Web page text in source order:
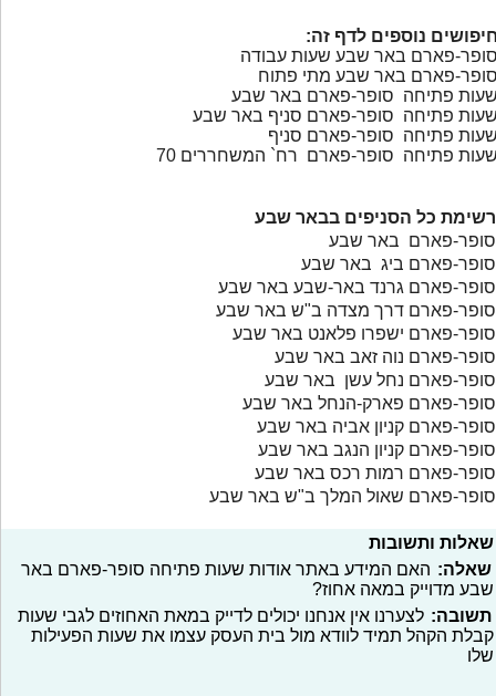
נוספים לדף זה:
פארם באר שבע שעות עבודה
פארם באר שבע מתי פתוח
פתיחה סופר-פארם באר שבע
פתיחה סופר-פארם סניף באר שבע
פתיחה סופר-פארם סניף
פתיחה סופר-פארם רח` המשחררים 70
רשימת כל הסניפים בבאר שבע
סופר-פארם באר שבע
סופר-פארם ביג באר שבע
סופר-פארם גרנד באר-שבע באר שבע
סופר-פארם דרך מצדה ב"ש באר שבע
סופר-פארם ישפרו פלאנט באר שבע
סופר-פארם נוה זאב באר שבע
סופר-פארם נחל עשן באר שבע
סופר-פארם פארק-הנחל באר שבע
סופר-פארם קניון אביה באר שבע
סופר-פארם קניון הנגב באר שבע
סופר-פארם רמות רכס באר שבע
סופר-פארם שאול המלך ב"ש באר שבע
שאלות ותשובות
שאלה: האם המידע באתר אודות שעות פתיחה סופר-פארם באר
שבע מדוייק במאה אחוז?
תשובה: לצערנו אין אנחנו יכולים לדייק במאת האחוזים לגבי שעות
קבלת הקהל תמיד לוודא מול בית העסק עצמו את שעות הפעילות
שלו